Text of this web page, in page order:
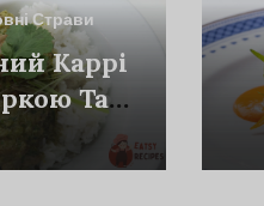
Страви
Каррі
Та